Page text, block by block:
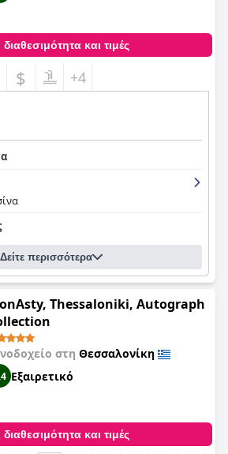
διαθεσιμότητα και τιμές
$ +4
Δείτε περισσότερα
Thessaloniki, Autograph
στη Θεσσαλονίκη
Εξαιρετικό
διαθεσιμότητα και τιμές